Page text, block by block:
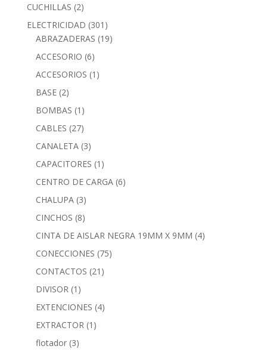
CUCHILLAS (2)
ELECTRICIDAD (301)
ABRAZADERAS (19)
ACCESORIO (6)
ACCESORIOS (1)
BASE (2)
BOMBAS (1)
CABLES (27)
CANALETA (3)
CAPACITORES (1)
CENTRO DE CARGA (6)
CHALUPA (3)
CINCHOS (8)
CINTA DE AISLAR NEGRA 19MM X 9MM (4)
CONECCIONES (75)
CONTACTOS (21)
DIVISOR (1)
EXTENCIONES (4)
EXTRACTOR (1)
flotador (3)